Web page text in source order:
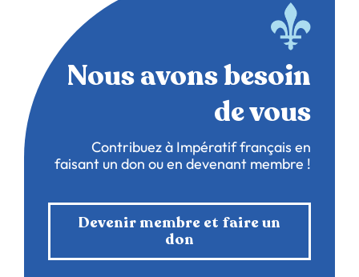
Nous avons besoin
de vous
Contribuez à Impératif français en
faisant un don ou en devenant membre !
Devenir membre et faire un
don